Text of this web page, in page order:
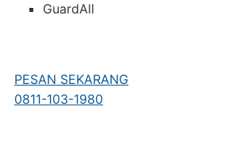
GuardAll
PESAN SEKARANG
0811-103-1980